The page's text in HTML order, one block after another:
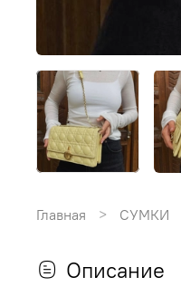
Главная СУМКИ
Описание